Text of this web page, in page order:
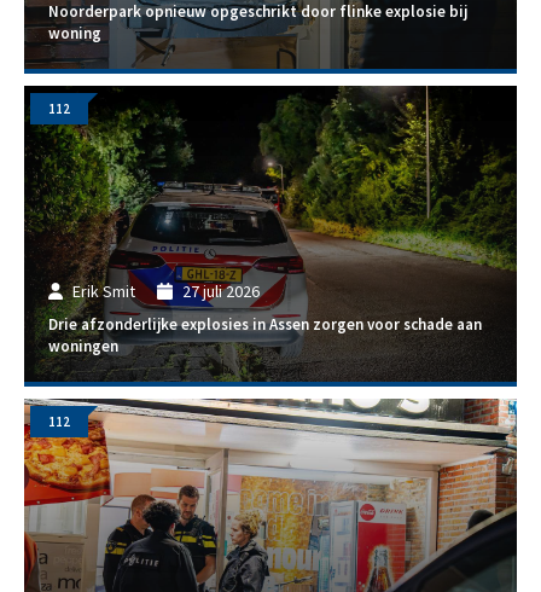
Noorderpark opnieuw opgeschrikt door flinke explosie bij
woning
Erik Smit 27 juli 2026
Drie afzonderlijke explosies in Assen zorgen voor schade aan
woningen
112
112